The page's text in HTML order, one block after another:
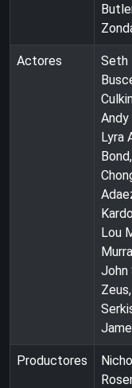
Actores
Seth
Andy
Lyra
Lou
John
Productores